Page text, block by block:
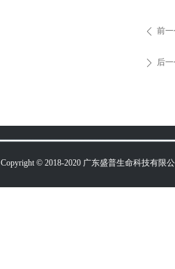
ꄴ 前
ꄲ 后
Copyright © 2018-2020 广东盛普生命科技有限